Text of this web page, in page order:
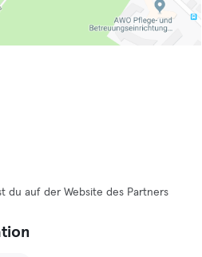
du auf der Website des Partners